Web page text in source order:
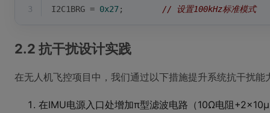
3
I2C1BRG = 0x27; // 设置100kHz标准模式
2.2 抗干扰设计实践
在无人机飞控项目中，我们通过以下措施提升系统抗干扰能
在IMU电源入口处增加π型滤波电路（10Ω电阻